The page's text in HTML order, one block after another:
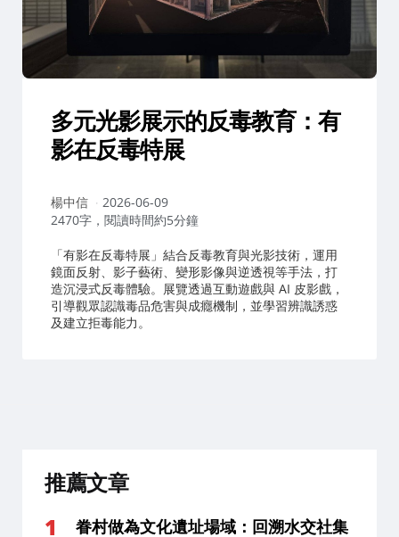
多元光影展示的反毒教育：有
影在反毒特展
作
者：
楊中信
2026-06-09
2470字，閱讀時間約5分鐘
「有影在反毒特展」結合反毒教育與光影技術，運用
鏡面反射、影子藝術、變形影像與逆透視等手法，打
造沉浸式反毒體驗。展覽透過互動遊戲與 AI 皮影戲，
引導觀眾認識毒品危害與成癮機制，並學習辨識誘惑
及建立拒毒能力。
推薦文章
眷村做為文化遺址場域：回溯水交社集